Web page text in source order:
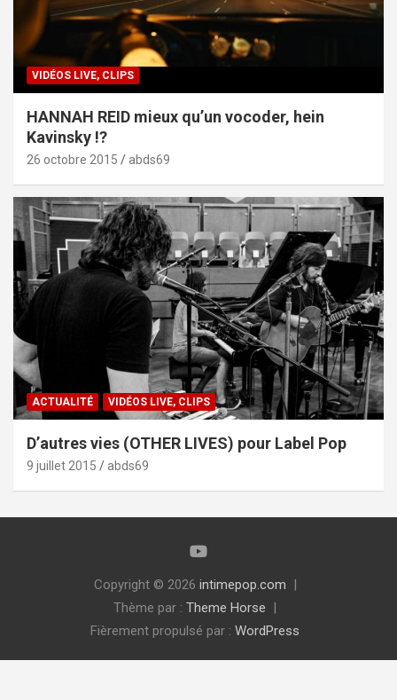
VIDÉOS LIVE, CLIPS
HANNAH REID mieux qu’un vocoder, hein
Kavinsky !?
26 octobre 2015 abds69
ACTUALITÉ VIDÉOS LIVE, CLIPS
D’autres vies (OTHER LIVES) pour Label Pop
9 juillet 2015 abds69
Copyright © 2026 intimepop.com
Thème par : Theme Horse
Fièrement propulsé par : WordPress